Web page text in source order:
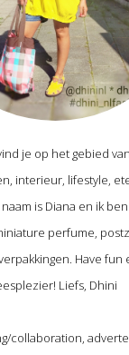
je op het gebied
interieur, lifestyle,
is Diana en ik
perfume,
Have fun
Liefs, Dhini
collaboration,